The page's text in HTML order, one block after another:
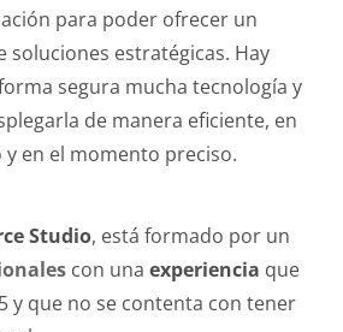
para poder ofrecer un
soluciones estratégicas. Hay
segura mucha tecnología y
de manera eficiente, en
y en el momento preciso.
Studio, está formado por un
con una experiencia que
y que no se contenta con tener